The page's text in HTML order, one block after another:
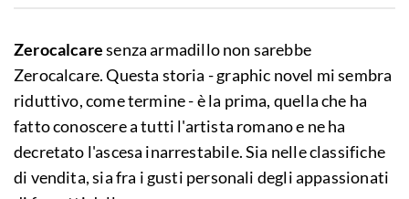
Zerocalcaresenza armadillo non sarebbe
Zerocalcare. Questa storia - graphic novel mi sembra
riduttivo, come termine - è la prima, quella che ha
fatto conoscere a tutti l'artista romano e ne ha
decretato l'ascesa inarrestabile. Sia nelle classifiche
di vendita, sia fra i gusti personali degli appassionati